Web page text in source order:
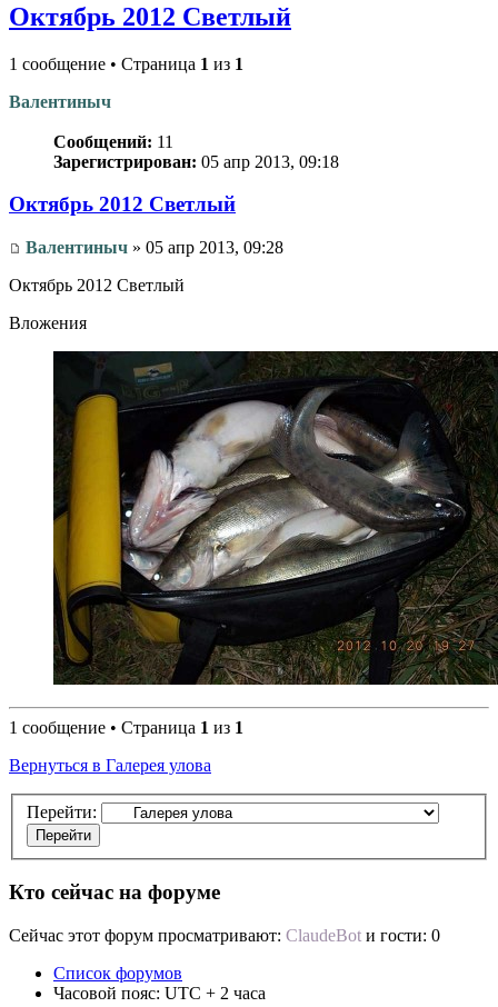
Октябрь 2012 Светлый
1 сообщение • Страница 1 из 1
Валентиныч
Сообщений: 11
Зарегистрирован: 05 апр 2013, 09:18
Октябрь 2012 Светлый
Валентиныч » 05 апр 2013, 09:28
Октябрь 2012 Светлый
Вложения
1 сообщение • Страница 1 из 1
Вернуться в Галерея улова
Перейти:
Кто сейчас на форуме
Сейчас этот форум просматривают: ClaudeBot и гости: 0
Список форумов
Часовой пояс: UTC + 2 часа